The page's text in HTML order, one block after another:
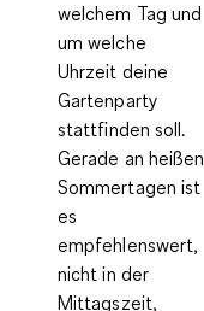
welchem Tag und
um welche
Uhrzeit deine
Gartenparty
stattfinden soll.
Gerade an heißen
Sommertagen ist
es
empfehlenswert,
nicht in der
Mittagszeit,